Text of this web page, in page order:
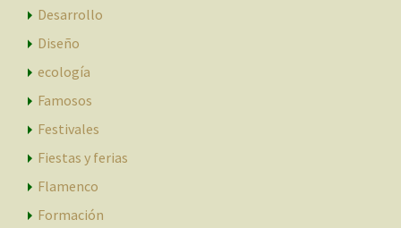
Desarrollo
Diseño
ecología
Famosos
Festivales
Fiestas y ferias
Flamenco
Formación